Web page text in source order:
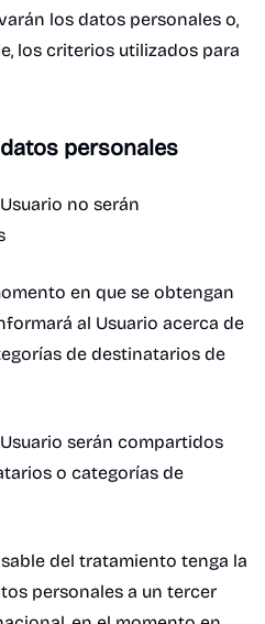
los datos personales o,
los criterios utilizados para
personales
no serán
en que se obtengan
al Usuario acerca de
de destinatarios de
serán compartidos
o categorías de
del tratamiento tenga la
personales a un tercer